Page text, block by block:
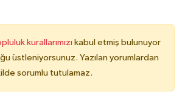
kurallarımızı kabul etmiş bulunuyor
üstleniyorsunuz. Yazılan yorumlardan
sorumlu tutulamaz.